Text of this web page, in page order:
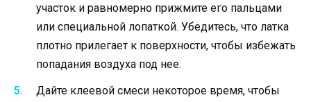
участок и равномерно прижмите его пальцами
или специальной лопаткой. Убедитесь, что латка
плотно прилегает к поверхности, чтобы избежать
попадания воздуха под нее.
Дайте клеевой смеси некоторое время, чтобы